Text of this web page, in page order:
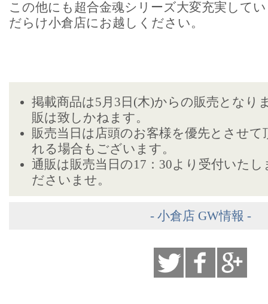
この他にも超合金魂シリーズ大変充実して
だらけ小倉店にお越しください。
掲載商品は5月3日(木)からの販売となり
販は致しかねます。
販売当日は店頭のお客様を優先とさせ
れる場合もございます。
通販は販売当日の17：30より受付いた
ださいませ。
- 小倉店 GW情報 -